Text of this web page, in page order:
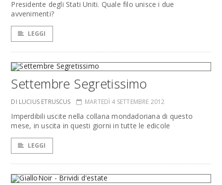
Presidente degli Stati Uniti. Quale filo unisce i due
avvenimenti?
LEGGI
Settembre Segretissimo
DI LUCIUS ETRUSCUS MARTEDÌ 4 SETTEMBRE 2012
Imperdibili uscite nella collana mondadoriana di questo
mese, in uscita in questi giorni in tutte le edicole
LEGGI